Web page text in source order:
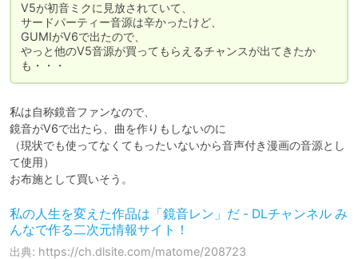
V5が初音ミクに見放されていて、
サードパーティー音源は辛かったけど、
GUMIがV6で出たので、
やっと他のV5音源が買ってもらえるチャンスが出てきたか
も・・・
私は自称鏡音ファンなので、
鏡音がV6で出たら、曲を作りもしないのに
（現状でも使ってなくてもったいないから音声付き漫画の音源とし
て使用）
お布施として買いそう。
私の人生を変えた作品は「鏡音レン」だ - DLチャンネル み
んなで作る二次元情報サイト！
出典: https://ch.dlsite.com/matome/208723